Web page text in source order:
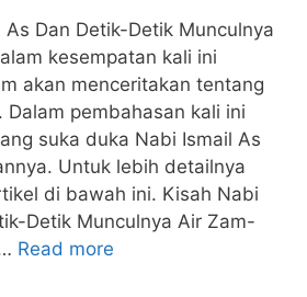
Dan Detik-Detik Munculnya
kesempatan kali ini
akan menceritakan tentang
Dalam pembahasan kali ini
suka duka Nabi Ismail As
Untuk lebih detailnya
di bawah ini. Kisah Nabi
Detik Munculnya Air Zam-
Read more